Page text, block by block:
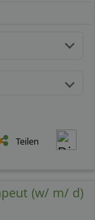
Teilen
(w/ m/ d)